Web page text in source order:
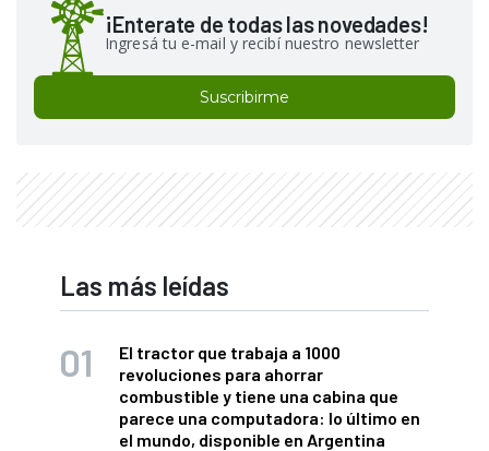
¡Enterate de todas las novedades!
Ingresá tu e-mail y recibí nuestro newsletter
Suscribirme
Las más leídas
El tractor que trabaja a 1000
revoluciones para ahorrar
combustible y tiene una cabina que
parece una computadora: lo último en
el mundo, disponible en Argentina